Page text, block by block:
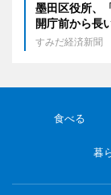
墨田区役所、
開庁前から長
すみだ経済新聞
食べる
暮